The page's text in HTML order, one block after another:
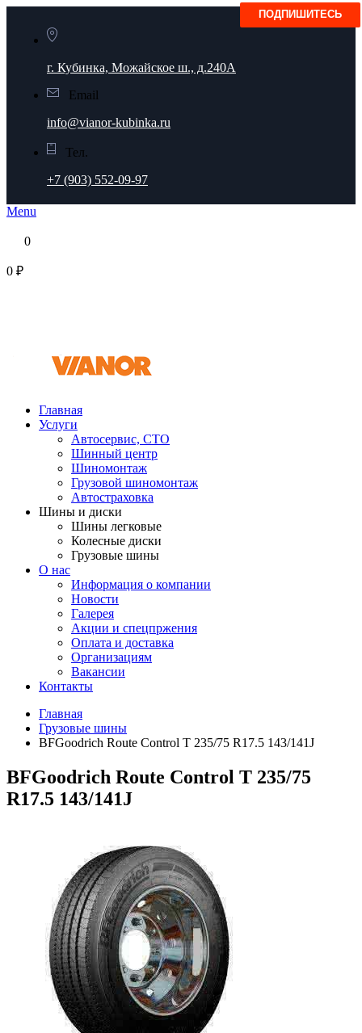
г. Кубинка, Можайское ш., д.240А
Email
info@vianor-kubinka.ru
Тел.
+7 (903) 552-09-97
Menu
0
0 ₽
Главная
Услуги
Автосервис, СТО
Шинный центр
Шиномонтаж
Грузовой шиномонтаж
Автостраховка
Шины и диски
Шины легковые
Колесные диски
Грузовые шины
О нас
Информация о компании
Новости
Галерея
Акции и спецпржения
Оплата и доставка
Организациям
Вакансии
Контакты
Главная
Грузовые шины
BFGoodrich Route Control T 235/75 R17.5 143/141J
BFGoodrich Route Control T 235/75
R17.5 143/141J